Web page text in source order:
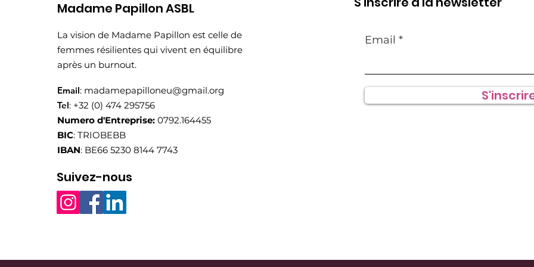
Madame Papillon ASBL
La vision de Madame Papillon est celle de
femmes résilientes qui vivent en équilibre
après un burnout.
Email: madamepapilloneu@gmail.org
Tel: +32 (0) 474 295756
Numero d'Entreprise: 0792.164455
BIC: TRIOBEBB
IBAN: BE66 5230 8144 7743
Suivez-nous
Email